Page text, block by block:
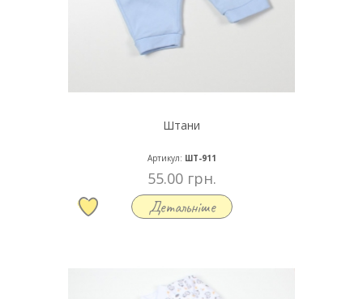
Штани
Артикул: ШТ-911
55.00 грн.
Детальніше